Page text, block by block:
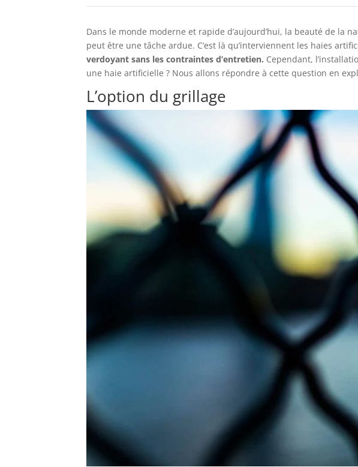
Dans le monde moderne et rapide d’aujourd’hui, la beauté de la
peut être une tâche ardue. C’est là qu’interviennent les haies
verdoyant sans les contraintes d’entretien. Cependant,
une haie artificielle ? Nous allons répondre à cette question en
L’option du grillage